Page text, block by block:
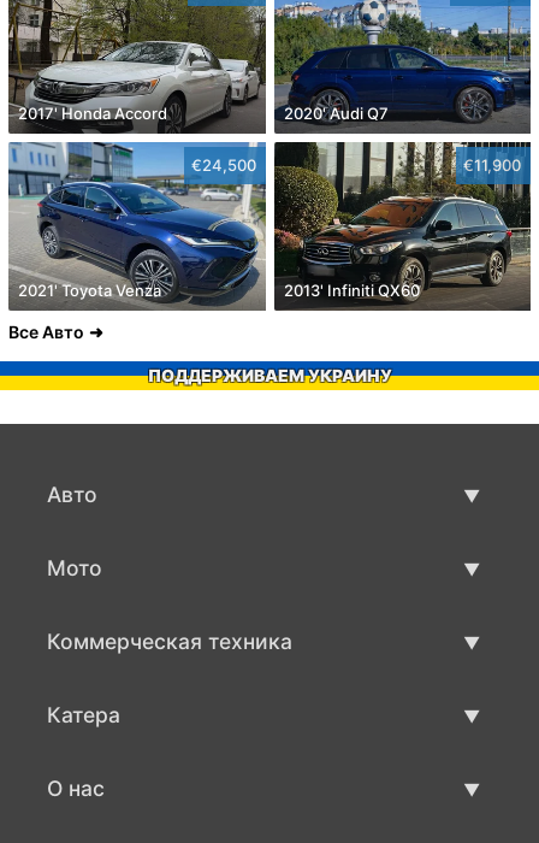
2017' Honda Accord 2020' Audi Q7
€24,500
2021' Toyota Venza
€11,900
2013' Infiniti QX60
Все Авто
ПОДДЕРЖИВАЕМ УКРАИНУ
Авто
Мото
Коммерческая техника
Катера
О нас